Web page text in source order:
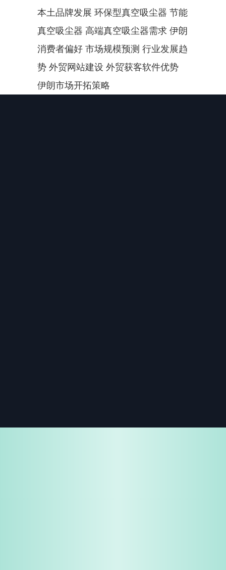
本土品牌发展 环保型真空吸尘器 节能
真空吸尘器 高端真空吸尘器需求 伊朗
消费者偏好 市场规模预测 行业发展趋
势 外贸网站建设 外贸获客软件优势
伊朗市场开拓策略